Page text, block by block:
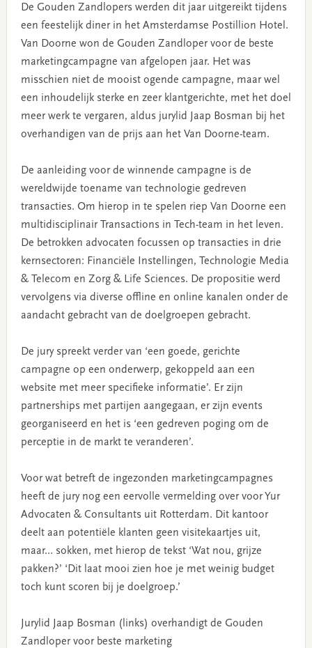
De Gouden Zandlopers werden dit jaar uitgereikt tijdens
een feestelijk diner in het Amsterdamse Postillion Hotel.
Van Doorne won de Gouden Zandloper voor de beste
marketingcampagne van afgelopen jaar. Het was
misschien niet de mooist ogende campagne, maar wel
een inhoudelijk sterke en zeer klantgerichte, met het doel
meer werk te vergaren, aldus jurylid Jaap Bosman bij het
overhandigen van de prijs aan het Van Doorne-team.
De aanleiding voor de winnende campagne is de
wereldwijde toename van technologie gedreven
transacties. Om hierop in te spelen riep Van Doorne een
multidisciplinair Transactions in Tech-team in het leven.
De betrokken advocaten focussen op transacties in drie
kernsectoren: Financiële Instellingen, Technologie Media
& Telecom en Zorg & Life Sciences. De propositie werd
vervolgens via diverse offline en online kanalen onder de
aandacht gebracht van de doelgroepen gebracht.
De jury spreekt verder van ‘een goede, gerichte
campagne op een onderwerp, gekoppeld aan een
website met meer specifieke informatie’. Er zijn
partnerships met partijen aangegaan, er zijn events
georganiseerd en het is ‘een gedreven poging om de
perceptie in de markt te veranderen’.
Voor wat betreft de ingezonden marketingcampagnes
heeft de jury nog een eervolle vermelding over voor Yur
Advocaten & Consultants uit Rotterdam. Dit kantoor
deelt aan potentiële klanten geen visitekaartjes uit,
maar… sokken, met hierop de tekst ‘Wat nou, grijze
pakken?’ ‘Dit laat mooi zien hoe je met weinig budget
toch kunt scoren bij je doelgroep.’
Jurylid Jaap Bosman (links) overhandigt de Gouden
Zandloper voor beste marketing